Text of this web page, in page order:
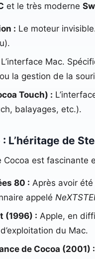
et le très moderne
: Le moteur
L’interface Mac.
la gestion de la
Touch) :
balayages, etc.).
: L’héritage de
Cocoa est fascinante
80 : Après avoir
appelé
(1996) : Apple, en
du Mac.
de Cocoa (2001) :